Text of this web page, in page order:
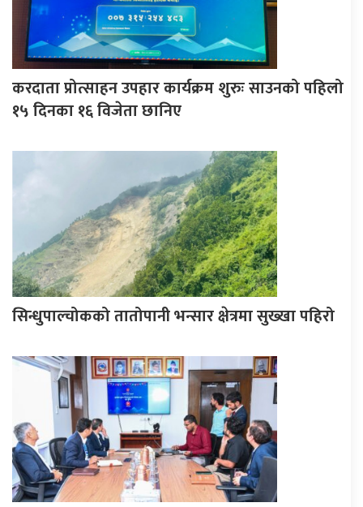
करदाता प्रोत्साहन उपहार कार्यक्रम शुरुः साउनको पहिलो
१५ दिनका १६ विजेता छानिए
सिन्धुपाल्चोकको तातोपानी भन्सार क्षेत्रमा सुख्खा पहिरो